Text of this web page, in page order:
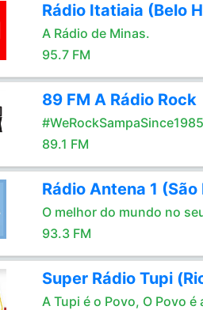
Rádio Itatiaia (Belo
A Rádio de Minas.
95.7 FM
89 FM A Rádio Rock
#WeRockSampaSince1985
89.1 FM
Rádio Antena 1 (São
O melhor do mundo no
93.3 FM
Super Rádio Tupi
A Tupi é o Povo, O Povo é